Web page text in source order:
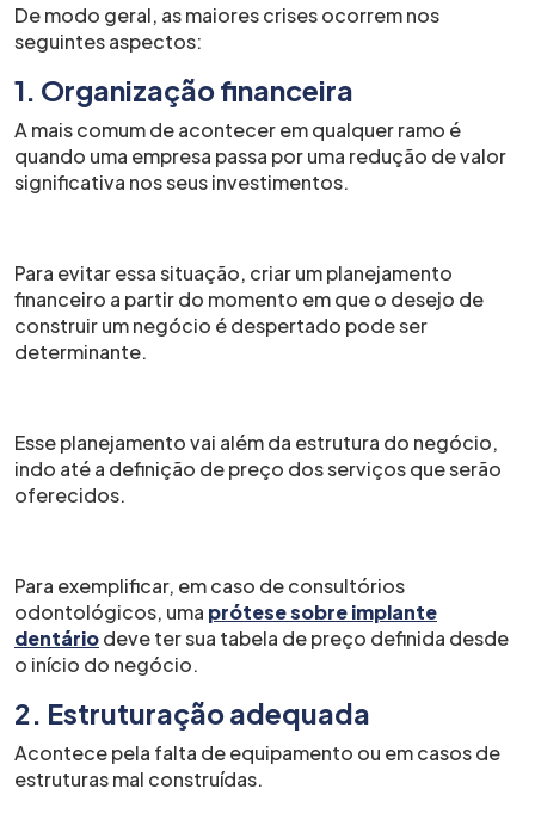
De modo geral, as maiores crises ocorrem nos
seguintes aspectos:
1. Organização financeira
A mais comum de acontecer em qualquer ramo é
quando uma empresa passa por uma redução de valor
significativa nos seus investimentos.
Para evitar essa situação, criar um planejamento
financeiro a partir do momento em que o desejo de
construir um negócio é despertado pode ser
determinante.
Esse planejamento vai além da estrutura do negócio,
indo até a definição de preço dos serviços que serão
oferecidos.
Para exemplificar, em caso de consultórios
odontológicos, uma prótese sobre implante
dentáriodeve ter sua tabela de preço definida desde
o início do negócio.
2. Estruturação adequada
Acontece pela falta de equipamento ou em casos de
estruturas mal construídas.